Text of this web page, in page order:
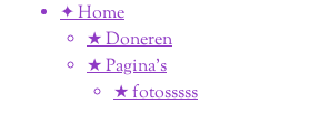
✦ Home
★ Doneren
★ Pagina’s
★ fotosssss